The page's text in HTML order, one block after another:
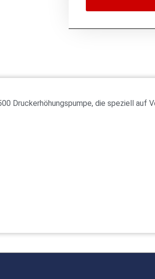
Druckerhöhungspumpe, die speziell auf